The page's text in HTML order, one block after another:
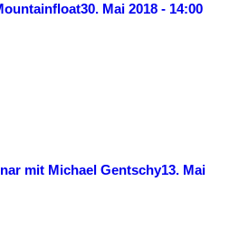
30. Mai 2018 - 14:00
mit Michael Gentschy13. Mai